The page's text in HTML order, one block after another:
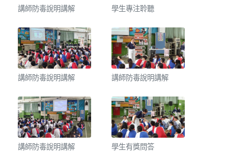
講師防毒說明講解 學生專注聆聽
講師防毒說明講解 講師防毒說明講解
講師防毒說明講解 學生有獎問答